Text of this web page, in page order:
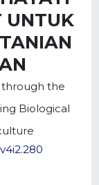
UNTUK
the
Biological